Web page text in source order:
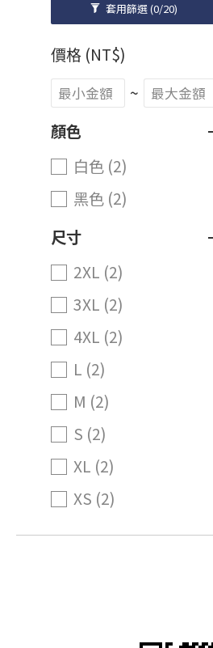
套用篩選(0/20)
價格 (NT$)
~
顏色
白色 (2)
黑色 (2)
尺寸
2XL (2)
3XL (2)
4XL (2)
L (2)
M (2)
S (2)
XL (2)
XS (2)